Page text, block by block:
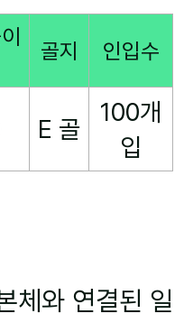
골지 인입수
E 골
100개
입
체와 연결된 일